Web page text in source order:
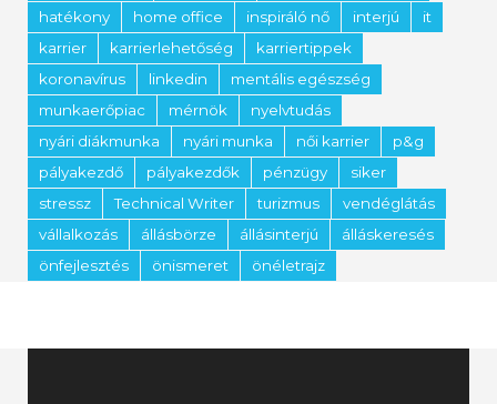
hatékony
home office inspiráló nő interjú
it
karrier
karrierlehetőség
karriertippek
koronavírus
linkedin
mentális egészség
munkaerőpiac
mérnök
nyelvtudás
nyári diákmunka
nyári munka női karrier
p&g
pályakezdő
pályakezdők pénzügy
siker
stressz
Technical Writer turizmus
vendéglátás
vállalkozás
állásbörze állásinterjú
álláskeresés
önfejlesztés
önismeret önéletrajz